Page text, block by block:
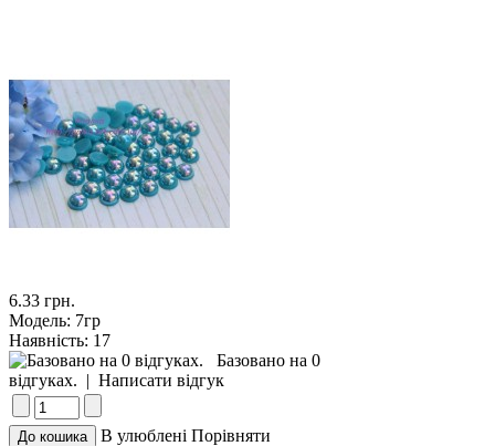
6.33 грн.
Модель: 7гр
Наявність: 17
Базовано на 0
відгуках. | Написати відгук
В улюблені Порівняти